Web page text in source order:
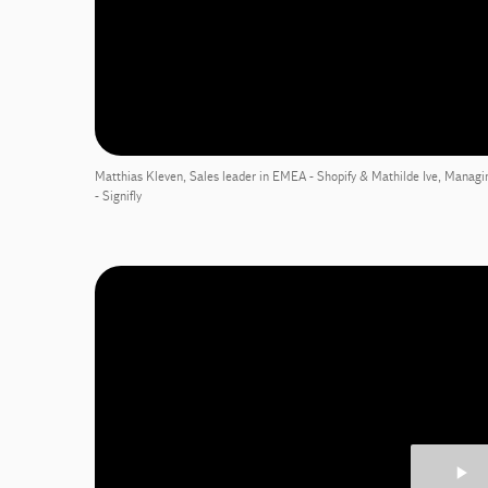
Matthias Kleven, Sales leader in EMEA - Shopify & Mathilde Ive,
- Signifly